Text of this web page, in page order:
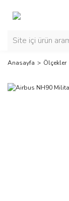
Anasayfa Ölçekler